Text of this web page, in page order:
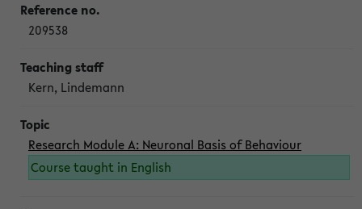
209538
Kern, Lindemann
Research Module A: Neuronal Basis of Behaviour
Course taught in English